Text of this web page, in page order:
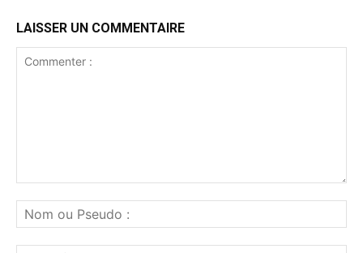
LAISSER UN COMMENTAIRE